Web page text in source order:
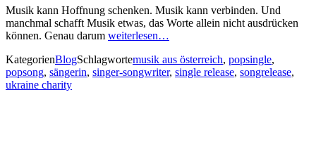
Musik kann Hoffnung schenken. Musik kann verbinden. Und
manchmal schafft Musik etwas, das Worte allein nicht ausdrücken
können. Genau darum weiterlesen…
KategorienBlogSchlagwortemusik aus österreich, popsingle,
popsong, sängerin, singer-songwriter, single release, songrelease,
ukraine charity